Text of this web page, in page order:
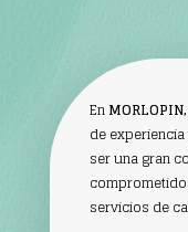
En
de
ser una gran
servicios de